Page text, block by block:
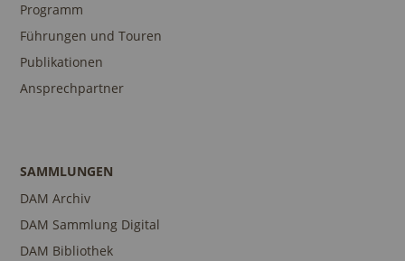
Programm
Führungen und Touren
Publikationen
Ansprechpartner
SAMMLUNGEN
DAM Archiv
DAM Sammlung Digital
DAM Bibliothek